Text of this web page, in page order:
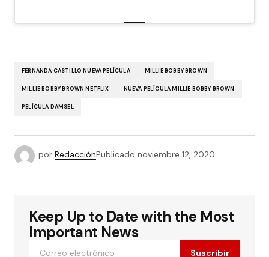
FERNANDA CASTILLO NUEVA PELÍCULA MILLIE BOBBY BROWN
MILLIE BOBBY BROWN NETFLIX NUEVA PELÍCULA MILLIE BOBBY BROWN
PELÍCULA DAMSEL
por RedacciónPublicado noviembre 12, 2020
Keep Up to Date with the Most
Important News
Suscribir